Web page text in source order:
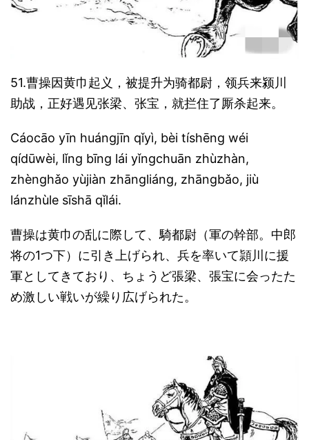
51.曹操因黄巾起义，被提升为骑都尉，领兵来颍川
助战，正好遇见张梁、张宝，就拦住了厮杀起来。
Cáocāo yīn huángjīn qǐyì, bèi tíshēng wéi
qídūwèi, lǐng bīng lái yǐngchuān zhùzhàn,
zhènghǎo yùjiàn zhāngliáng, zhāngbǎo, jiù
lánzhùle sīshā qǐlái.
曹操は黄巾の乱に際して、騎都尉（軍の幹部。中郎
将の1つ下）に引き上げられ、兵を率いて頴川に援
軍としてきており、ちょうど張梁、張宝に会ったた
め激しい戦いが繰り広げられた。